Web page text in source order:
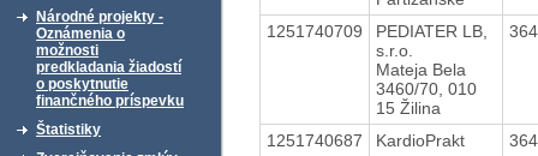
Národné projekty -
Oznámenia o
možnosti
predkladania žiadostí
o poskytnutie
finančného príspevku
Štatistiky
1251740709
PEDIATER LB,
s.r.o.
Mateja Bela
3460/70, 010
15 Žilina
1251740687
KardioPrakt